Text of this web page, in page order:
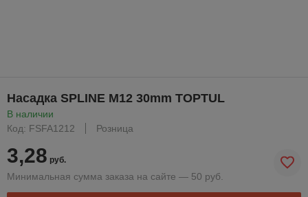
Насадка SPLINE M12 30mm TOPTUL
В наличии
Код: FSFA1212
Розница
3,28 руб.
Минимальная сумма заказа на сайте — 50 руб.